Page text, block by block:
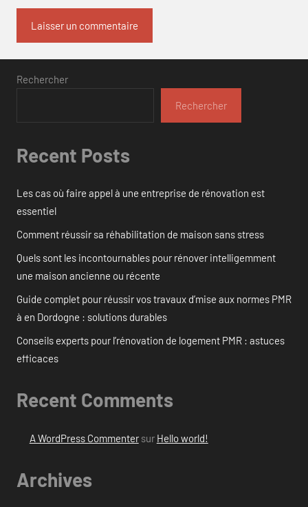
Rechercher
Rechercher
Recent Posts
Les cas où faire appel à une entreprise de rénovation est
essentiel
Comment réussir sa réhabilitation de maison sans stress
Quels sont les incontournables pour rénover intelligemment
une maison ancienne ou récente
Guide complet pour réussir vos travaux d’mise aux normes PMR
à en Dordogne : solutions durables
Conseils experts pour l’rénovation de logement PMR : astuces
efficaces
Recent Comments
A WordPress Commentersur Hello world!
Archives